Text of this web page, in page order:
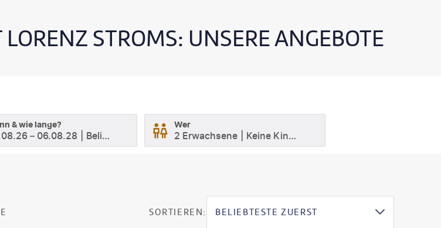
STROMS: UNSERE ANGEBOTE
& wie lange?
– 06.08.28 Beliebig
Wer
2 Erwachsene Keine Kinder
SORTIEREN: BELIEBTESTE ZUERST